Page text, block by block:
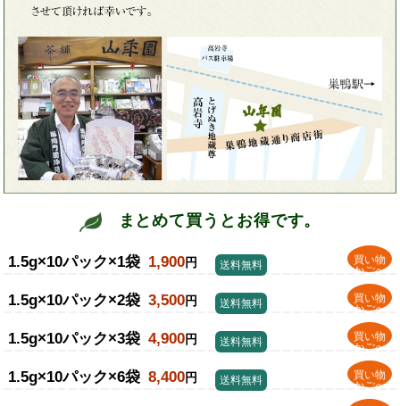
まとめて買うとお得です。
1.5g×10パック×1袋 1,900円
買い物
かごへ
送料無料
1.5g×10パック×2袋 3,500円
買い物
かごへ
送料無料
1.5g×10パック×3袋 4,900円
買い物
かごへ
送料無料
1.5g×10パック×6袋 8,400円
買い物
かごへ
送料無料